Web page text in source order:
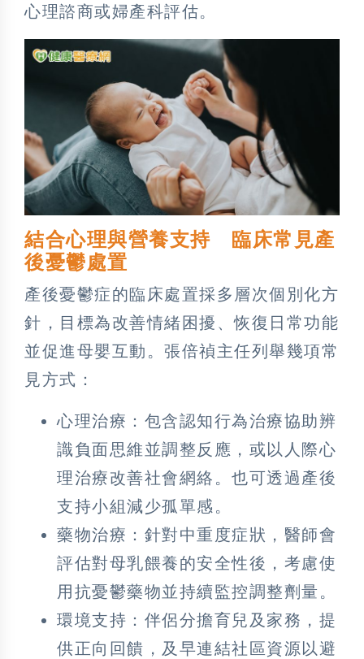
心理諮商或婦產科評估。
結合心理與營養支持 臨床常見產
後憂鬱處置
產後憂鬱症的臨床處置採多層次個別化方
針，目標為改善情緒困擾、恢復日常功能
並促進母嬰互動。張倍禎主任列舉幾項常
見方式：
心理治療：包含認知行為治療協助辨
識負面思維並調整反應，或以人際心
理治療改善社會網絡。也可透過產後
支持小組減少孤單感。
藥物治療：針對中重度症狀，醫師會
評估對母乳餵養的安全性後，考慮使
用抗憂鬱藥物並持續監控調整劑量。
環境支持：伴侶分擔育兒及家務，提
供正向回饋，及早連結社區資源以避